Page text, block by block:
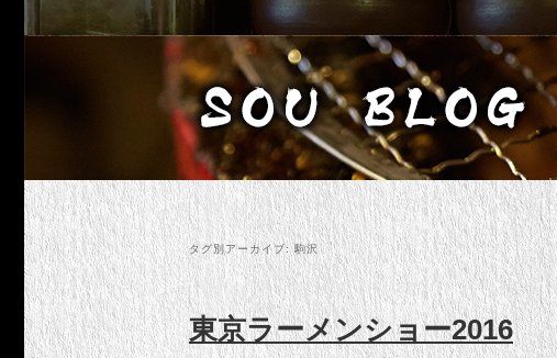
タグ別アーカイブ:駒沢
東京ラーメンショー2016